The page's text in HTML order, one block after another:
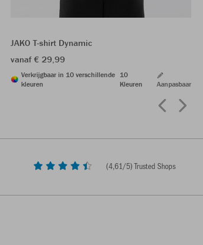
JAKO T-shirt Dynamic
vanaf € 29,99
Verkrijgbaar in 10 verschillende
kleuren
10
Kleuren
Aanpasbaar
(4,61/5) Trusted Shops